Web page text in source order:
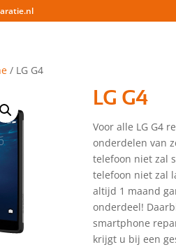
/ LG G4
LG G4
Voor alle LG G4
onderdelen van
telefoon niet zal
telefoon niet zal
altijd 1 maand
onderdeel!
smartphone
krijgt u bij een